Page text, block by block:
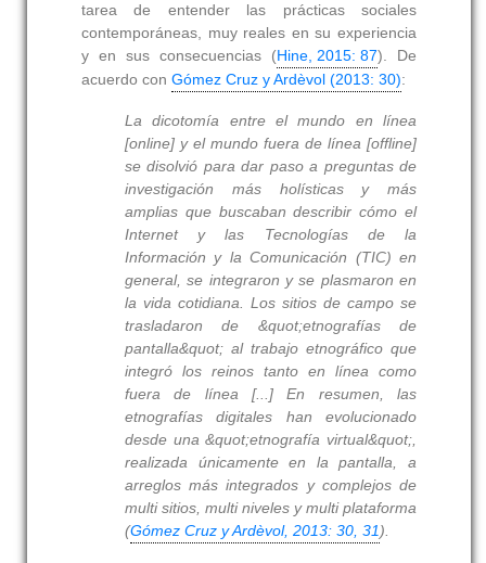
tarea de entender las prácticas sociales
contemporáneas, muy reales en su experiencia
y en sus consecuencias (Hine, 2015: 87). De
acuerdo con Gómez Cruz y Ardèvol (2013: 30):
La dicotomía entre el mundo en línea
[online] y el mundo fuera de línea [offline]
se disolvió para dar paso a preguntas de
investigación más holísticas y más
amplias que buscaban describir cómo el
Internet y las Tecnologías de la
Información y la Comunicación (TIC) en
general, se integraron y se plasmaron en
la vida cotidiana. Los sitios de campo se
trasladaron de &quot;etnografías de
pantalla&quot; al trabajo etnográfico que
integró los reinos tanto en línea como
fuera de línea [...] En resumen, las
etnografías digitales han evolucionado
desde una &quot;etnografía virtual&quot;,
realizada únicamente en la pantalla, a
arreglos más integrados y complejos de
multi sitios, multi niveles y multi plataforma
(Gómez Cruz y Ardèvol, 2013: 30, 31).